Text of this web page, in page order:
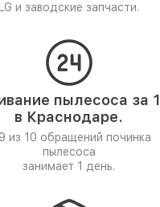
LG и заводские запчасти.
пылесоса за
в Краснодаре.
из 10 обращений починка
пылесоса
занимает 1 день.